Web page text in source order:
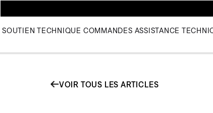
SOUTIEN TECHNIQUE COMMANDES ASSISTANCE
VOIR TOUS LES ARTICLES